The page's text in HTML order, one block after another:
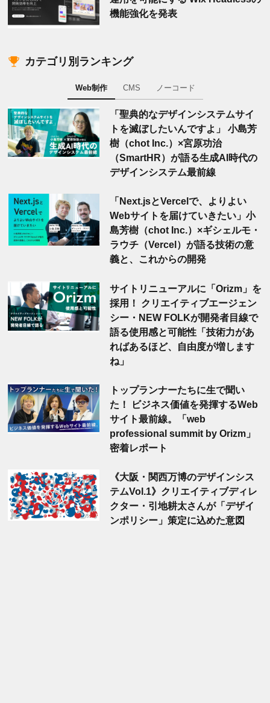
機能強化を発表
カテゴリ別ランキング
Web制作 CMS ノーコード
「聖典的なデザインシステムサイ
トを滅ぼしたいんですよ」 小島芳
樹（chot Inc.）×宮原功治
（SmartHR）が語る生成AI時代の
デザインシステム最前線
「Next.jsとVercelで、よりよい
Webサイトを届けていきたい」小
島芳樹（chot Inc.）×ギシェルモ・
ラウチ（Vercel）が語る技術の意
義と、これからの開発
サイトリニューアルに「Orizm」を
採用！ クリエイティブエージェン
シー・NEW FOLKが開発者目線で
語る使用感と可能性「技術力があ
ればあるほど、自由度が増します
ね」
トップランナーたちに生で聞い
た！ ビジネス価値を発揮するWeb
サイト最前線。「web
professional summit by Orizm」
密着レポート
《大阪・関西万博のデザインシス
テムVol.1》クリエイティブディレ
クター・引地耕太さんが「デザイ
ンポリシー」策定に込めた意図